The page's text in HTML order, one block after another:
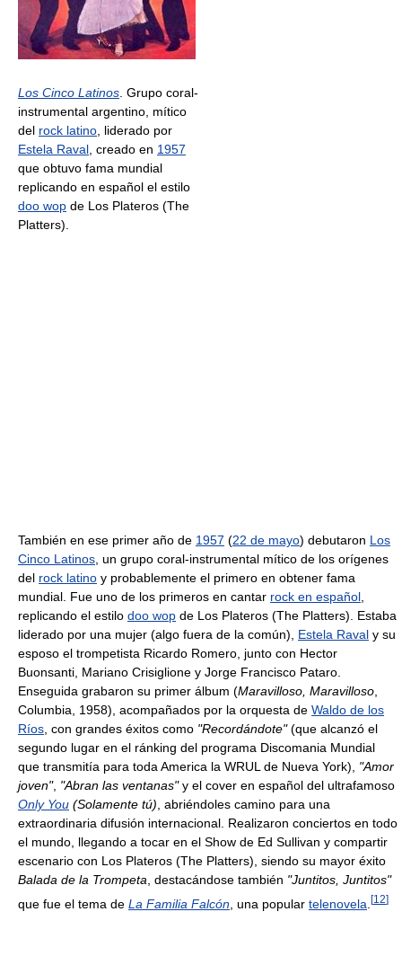
Los Cinco Latinos . Grupo coral-
instrumental argentino, mítico
del rock latino , liderado por
Estela Raval , creado en 1957
que obtuvo fama mundial
replicando en español el estilo
doo wop de Los Plateros (The
Platters).
También en ese primer año de 1957 (22 de mayo) debutaron Los
Cinco Latinos , un grupo coral-instrumental mítico de los orígenes
del rock latino y probablemente el primero en obtener fama
mundial. Fue uno de los primeros en cantar rock en español
replicando el estilo doo wop de Los Plateros (The Platters). Estaba
liderado por una mujer (algo fuera de la común), Estela Raval y su
esposo el trompetista Ricardo Romero, junto con Hector
Buonsanti, Mariano Crisiglione y Jorge Francisco Pataro.
Enseguida grabaron su primer álbum (Maravilloso, Maravilloso
Columbia, 1958), acompañados por la orquesta de Waldo de los
Ríos , con grandes éxitos como "Recordándote"(que alcanzó el
segundo lugar en el ránking del programa Discomania Mundial
que transmitía para toda America la WRUL de Nueva York), "Amor
joven", "Abran las ventanas"y el cover en español del ultrafamoso
Only You (Solamente tú) , abriéndoles camino para una
extraordinaria difusión internacional. Realizaron conciertos en todo
el mundo, llegando a tocar en el Show de Ed Sullivan y compartir
escenario con Los Plateros (The Platters), siendo su mayor éxito
Balada de la Trompeta , destacándose también "Juntitos, Juntitos"
que fue el tema de La Familia Falcón , una popular telenovela [12]